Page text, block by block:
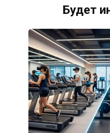
Будет